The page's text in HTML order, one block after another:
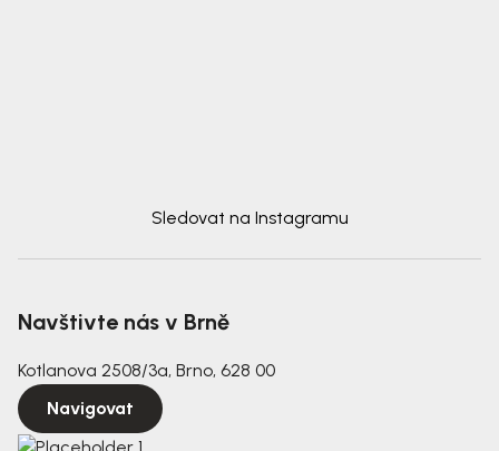
Sledovat na Instagramu
Navštivte nás v Brně
Kotlanova 2508/3a, Brno, 628 00
Navigovat